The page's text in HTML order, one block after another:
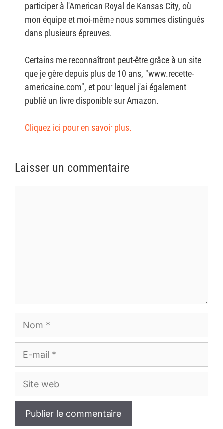
participer à l'American Royal de Kansas City, où
mon équipe et moi-même nous sommes distingués
dans plusieurs épreuves.
Certains me reconnaîtront peut-être grâce à un site
que je gère depuis plus de 10 ans, "www.recette-
americaine.com", et pour lequel j'ai également
publié un livre disponible sur Amazon.
Cliquez ici pour en savoir plus.
Laisser un commentaire
Site
web